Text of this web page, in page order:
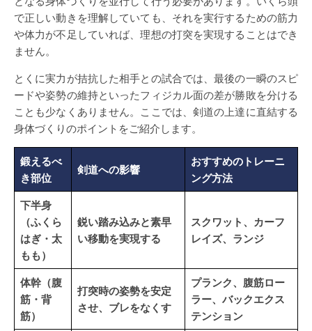
で正しい動きを理解していても、それを実行するための筋力
や体力が不足していれば、理想の打突を実現することはでき
ません。
とくに実力が拮抗した相手との試合では、最後の一瞬のスピ
ードや姿勢の維持といったフィジカル面の差が勝敗を分ける
ことも少なくありません。ここでは、剣道の上達に直結する
身体づくりのポイントをご紹介します。
鍛えるべ
き部位
剣道への影響
おすすめのトレーニ
ング方法
下半身
（ふくら
はぎ・太
もも）
鋭い踏み込みと素早
い移動を実現する
スクワット、カーフ
レイズ、ランジ
体幹（腹
筋・背
筋）
打突時の姿勢を安定
させ、ブレをなくす
プランク、腹筋ロー
ラー、バックエクス
テンション